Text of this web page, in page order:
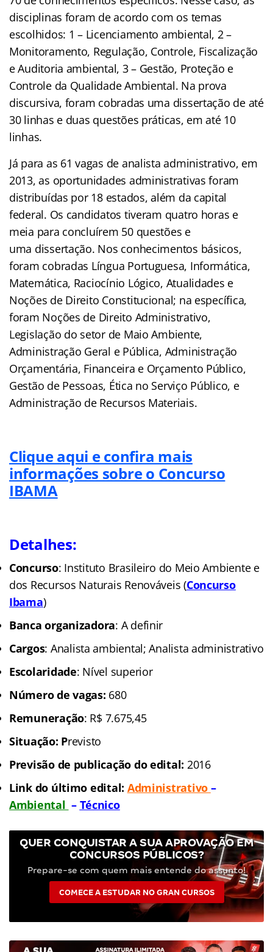
disciplinas foram de acordo com os temas
escolhidos: 1 – Licenciamento ambiental, 2 –
Monitoramento, Regulação, Controle, Fiscalização
e Auditoria ambiental, 3 – Gestão, Proteção e
Controle da Qualidade Ambiental. Na prova
discursiva, foram cobradas uma dissertação de até
30 linhas e duas questões práticas, em até 10
linhas.
Já para as 61 vagas de analista administrativo, em
2013, as oportunidades administrativas foram
distribuídas por 18 estados, além da capital
federal. Os candidatos tiveram quatro horas e
meia para concluírem 50 questões e
uma dissertação. Nos conhecimentos básicos,
foram cobradas Língua Portuguesa, Informática,
Matemática, Raciocínio Lógico, Atualidades e
Noções de Direito Constitucional; na específica,
foram Noções de Direito Administrativo,
Legislação do setor de Maio Ambiente,
Administração Geral e Pública, Administração
Orçamentária, Financeira e Orçamento Público,
Gestão de Pessoas, Ética no Serviço Público, e
Administração de Recursos Materiais.
Clique aqui e confira mais
informações sobre o Concurso
IBAMA
Detalhes:
Concurso: Instituto Brasileiro do Meio Ambiente e
dos Recursos Naturais Renováveis (Concurso
Ibama)
Banca organizadora: A definir
Cargos: Analista ambiental; Analista administrativo
Escolaridade: Nível superior
Número de vagas: 680
Remuneração: R$ 7.675,45
Situação: Previsto
Previsão de publicação do edital: 2016
Link do último edital: Administrativo –
Ambiental – Técnico
QUER CONQUISTAR A SUA APROVAÇÃO EM
CONCURSOS PÚBLICOS?
Prepare-se com quem mais entende do assunto!
COMECE A ESTUDAR NO GRAN CURSOS